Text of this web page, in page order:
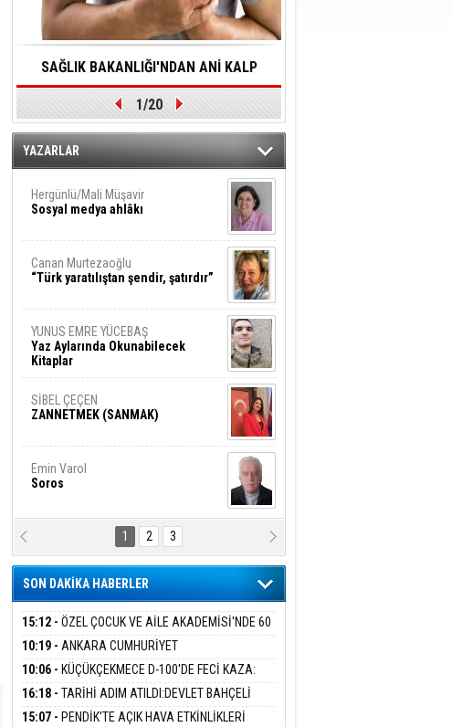
SAĞLIK BAKANLIĞI'NDAN ANİ KALP
DURMALARINA HIZLI MÜDAHALE
EDİLMESİNE YÖNELİK ÖNLENMESİ İÇİN
ÖNEMLİ ADIM
1/20
YAZARLAR
Hergünlü/Mali Müşavir
Sosyal medya ahlâkı
Canan Murtezaoğlu
“Türk yaratılıştan şendir, şatırdır”
YUNUS EMRE YÜCEBAŞ
Yaz Aylarında Okunabilecek
Kitaplar
SİBEL ÇEÇEN
ZANNETMEK (SANMAK)
Emin Varol
Soros
Karanlık DNA Kuşaklararası
Şiddetin Biyolojik Faturası
Şiyar Adıyaman
Ben Bu Sahaya Sığmazam
Hasan Ali Çölük
Bir Satırın İçindeki İnsan
1 2 3
SON DAKİKA HABERLER
15:12 - ÖZEL ÇOCUK VE AİLE AKADEMİSİ'NDE 60
ÇOCUĞA HİZMET VERİLDİ
10:19 - ANKARA CUMHURİYET
BAŞSAVCILIĞINDAN ÖZGÜR ÖZEL VE VELİ
AĞBABA HAKKINDA FEZLEKE
10:06 - KÜÇÜKÇEKMECE D-100'DE FECİ KAZA:
OTOMOBİL İETT OTOBÜSÜNE ÇARPTI 3 KİŞİ
HAYATINI KAYBETTİ
16:18 - TARİHİ ADIM ATILDI:DEVLET BAHÇELİ
'TERÖRSÜZ TÜRKİYE' ÇERÇEVE YASA TEKLİFİNİ
15:07 - PENDİK'TE AÇIK HAVA ETKİNLİKLERİ